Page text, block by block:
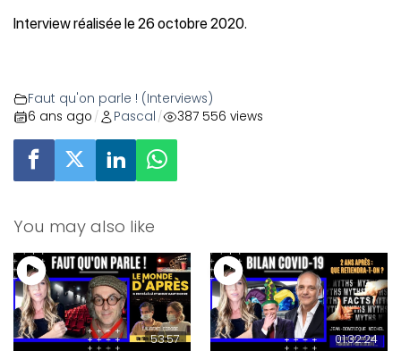
Interview réalisée le 26 octobre 2020.
Faut qu'on parle ! (Interviews)
6 ans ago / Pascal / 387 556 views
You may also like
53:57 01:32:24